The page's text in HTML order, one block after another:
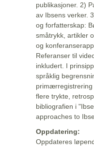
publikasjoner. 2)
av Ibsens verker.
og forfatterskap:
småtrykk, artikler
og
Referanser til
inkludert. I
språklig
primærregistrering
flere trykte,
bibliografien i
approaches to
Oppdatering:
Oppdateres